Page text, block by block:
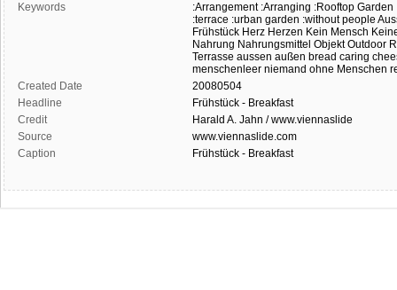
Keywords
:Arrangement :Arranging :Rooftop Garden
:terrace :urban garden :without people
Frühstück Herz Herzen Kein Mensch
Nahrung Nahrungsmittel Objekt Outdoor
Terrasse aussen außen bread caring
menschenleer niemand ohne Menschen
Created Date
20080504
Headline
Frühstück - Breakfast
Credit
Harald A. Jahn / www.viennaslide
Source
www.viennaslide.com
Caption
Frühstück - Breakfast